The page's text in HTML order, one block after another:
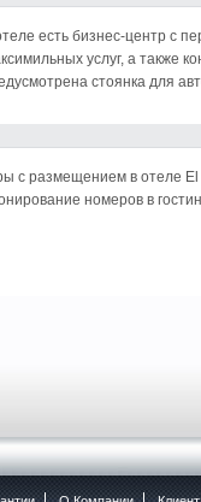
есть бизнес-центр с
услуг, а также
стоянка для
с размещением в отеле
номеров в